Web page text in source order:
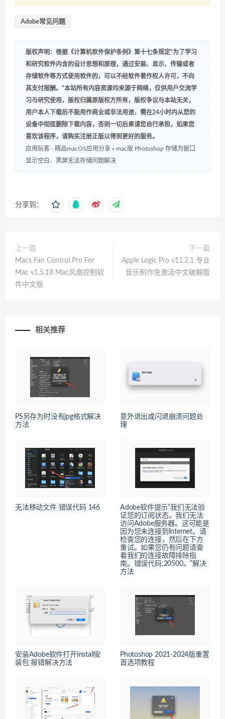
Adobe常见问题
版权声明：根据《计算机软件保护条例》第十七条规定“为了学习
和研究软件内含的设计思想和原理，通过安装、显示、传输或者
存储软件等方式使用软件的，可以不经软件著作权人许可，不向
其支付报酬。”本站所有内容资源均来源于网络，仅供用户交流学
习与研究使用，版权归属原版权方所有，版权争议与本站无关，
用户本人下载后不能用作商业或非法用途，需在24小时内从您的
设备中彻底删除下载内容，否则一切后果请您自行承担，如果您
喜欢该程序，请购买注册正版以得到更好的服务。
应用玩客 - 精品macOS应用分享 » mac版 Photoshop 存储为窗口
显示空白、黑屏无法存储问题解决
分享到：
上一篇
Macs Fan Control Pro For
Mac v1.5.18 Mac风扇控制软
件中文版
下一篇
Apple Logic Pro v11.2.1 专业
音乐制作免激活中文破解版
相关推荐
PS另存为时没有jpg格式解决
方法
意外退出或闪退崩溃问题处
理
无法移动文件 错误代码 146
Adobe软件提示“我们无法验
证您的订阅状态。我们无法
访问Adobe服务器。这可能是
因为您未连接到Internet。请
检查您的连接，然后在下方
重试。如果您仍有问题请查
看我们的连接故障排除指
南。错误代码:20500。”解决
方法
安装Adobe软件打开Install安
装包 报错解决方法
Photoshop 2021-2024版重置
首选项教程